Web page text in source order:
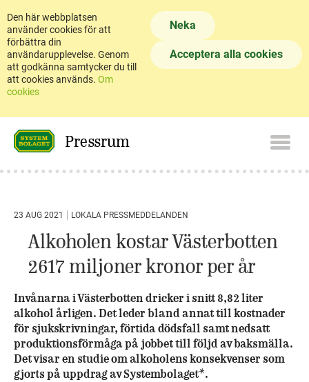
Den här webbplatsen
använder cookies för att
förbättra din
användarupplevelse. Genom
att godkänna samtycker du till
att cookies används. Om
cookies
Neka
Acceptera alla cookies
Pressrum
23 AUG 2021 LOKALA PRESSMEDDELANDEN
Alkoholen kostar Västerbotten
2617 miljoner kronor per år
Invånarna i Västerbotten dricker i snitt 8,82 liter
alkohol årligen. Det leder bland annat till kostnader
för sjukskrivningar, förtida dödsfall samt nedsatt
produktions­förmåga på jobbet till följd av baksmälla.
Det visar en studie om alkoholens konsekvenser som
gjorts på uppdrag av Systembolaget*.